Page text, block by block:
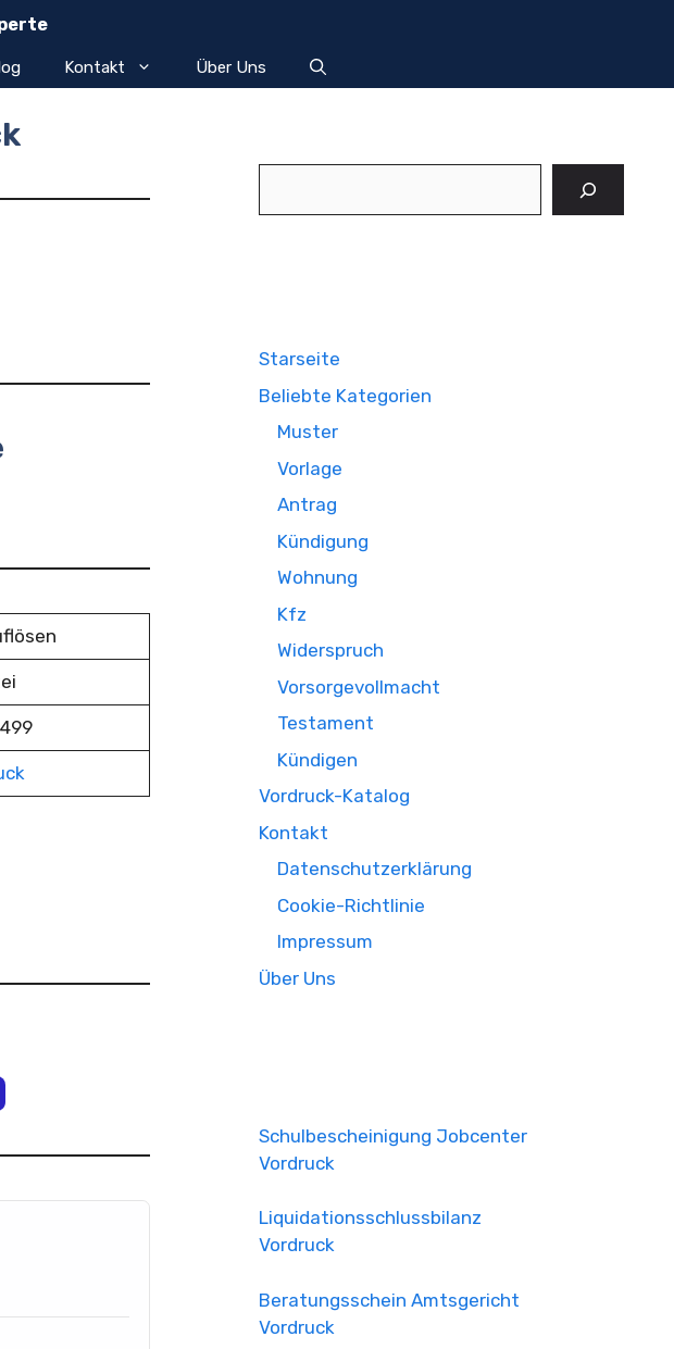
Kontakt Über Uns
Starseite
Beliebte Kategorien
Muster
Vorlage
Antrag
Kündigung
Wohnung
Kfz
Widerspruch
Vorsorgevollmacht
Testament
Kündigen
Vordruck-Katalog
Kontakt
Datenschutzerklärung
Cookie-Richtlinie
Impressum
Über Uns
Schulbescheinigung Jobcenter
Vordruck
Liquidationsschlussbilanz
Vordruck
Beratungsschein Amtsgericht
Vordruck